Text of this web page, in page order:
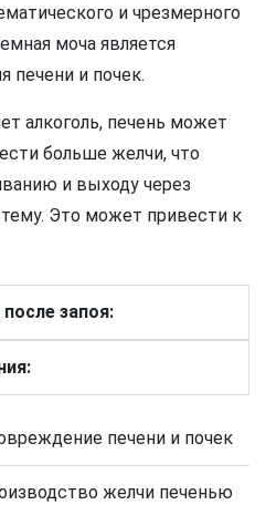
и чрезмерного
моча является
печени и почек.
алкоголь, печень может
больше желчи, что
и выходу через
Это может привести к
запоя:
печени и почек
желчи печенью